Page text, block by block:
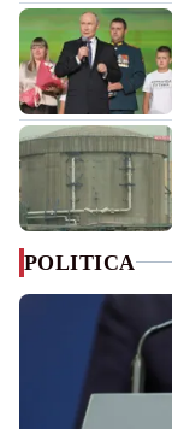
POLITICA